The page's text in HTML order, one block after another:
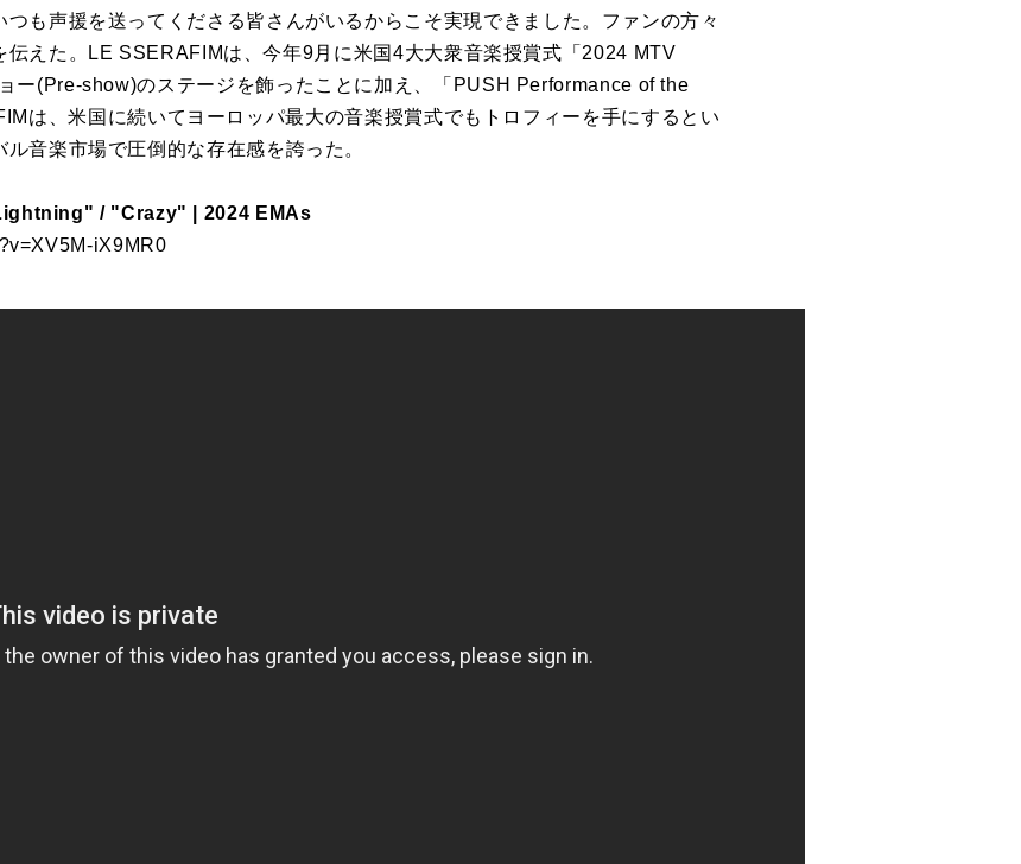
も声援を送ってくださる皆さんがいるからこそ実現できました。ファンの方々
伝えた。LE SSERAFIMは、今年9月に米国4大大衆音楽授賞式「2024 MTV
ー(Pre-show)のステージを飾ったことに加え、「PUSH Performance of the
は、米国に続いてヨーロッパ最大の音楽授賞式でもトロフィーを手にするとい
音楽市場で圧倒的な存在感を誇った。
/ "Crazy" | 2024 EMAs
iX9MR0